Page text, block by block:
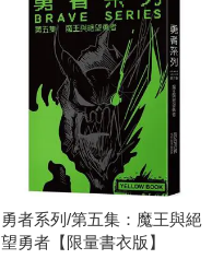
勇者系列/第五集：魔王與絕
望勇者【限量書衣版】